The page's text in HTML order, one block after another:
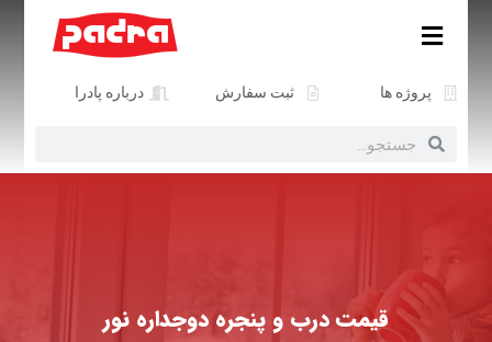
پروژه ها ثبت سفارش درباره پادرا
قیمت درب و پنجره دوجداره نور